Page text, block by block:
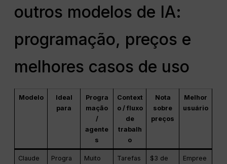
outros modelos de IA:
programação, preços e
melhores casos de uso
Modelo
Ideal
para
Progra
mação
/
agente
s
Context
o / fluxo
de
trabalh
o
Nota
sobre
preços
Melhor
usuário
Claude
Progra
Muito
Tarefas
$3 de
Empree